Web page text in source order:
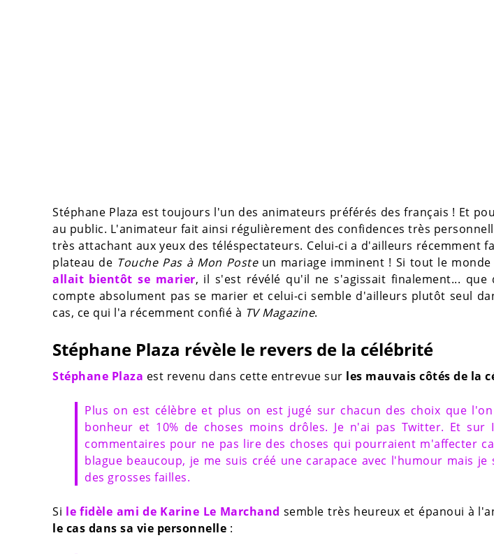
Stéphane Plaza est toujours l'un des animateurs préférés des français ! Et
au public. L'animateur fait ainsi régulièrement des confidences très
très attachant aux yeux des téléspectateurs. Celui-ci a d'ailleurs récemment
plateau de Touche Pas à Mon Posteun mariage imminent ! Si tout le monde
allait bientôt se marier, il s'est révélé qu'il ne s'agissait finalement... que
compte absolument pas se marier et celui-ci semble d'ailleurs plutôt seul
cas, ce qui l'a récemment confié à TV Magazine.
Stéphane Plaza révèle le revers de la célébrité
Stéphane Plaza est revenu dans cette entrevue sur les mauvais côtés de la
Plus on est célèbre et plus on est jugé sur chacun des choix que
bonheur et 10% de choses moins drôles. Je n'ai pas Twitter. Et sur
commentaires pour ne pas lire des choses qui pourraient m'affecter
blague beaucoup, je me suis créé une carapace avec l'humour mais je
des grosses failles.
Si le fidèle ami de Karine Le Marchand semble très heureux et épanoui à
le cas dans sa vie personnelle :